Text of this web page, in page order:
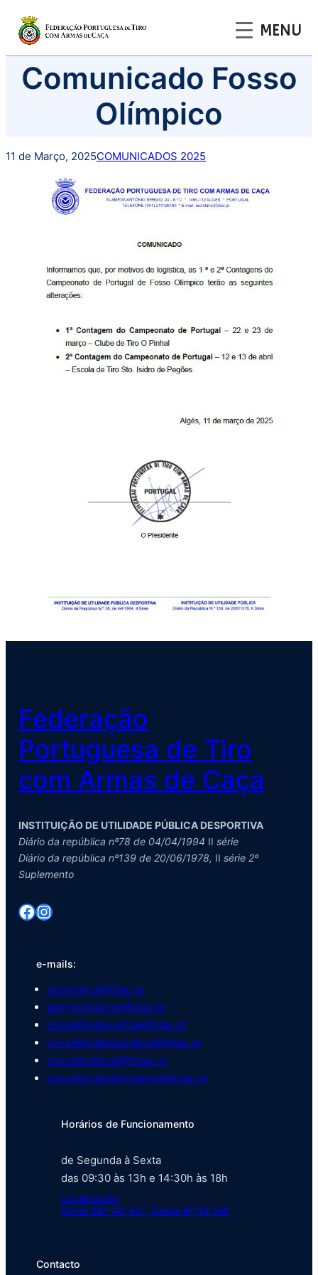
MENU
Saltar
paraComunicado Fosso
Olímpico
11 de Março, 2025COMUNICADOS 2025
Federação
Portuguesa de Tiro
com Armas de Caça
INSTITUIÇÃO DE UTILIDADE PÚBLICA DESPORTIVA
Diário da república nº78 de 04/04/1994 II série
Diário da república nº139 de 20/06/1978, II série 2º
Suplemento
Facebook Instagram
e-mails:
secretaria@fptac.pt
administrativo@fptac.pt
conselhodejustica@fptac.pt
conselhodedisciplina@fptac.pt
conselhofiscal@fptac.pt
conselhodearbitragem@fptac.pt
Horários de Funcionamento
de Segunda à Sexta
das 09:30 às 13h e 14:30h às 18h
Localização
Norte 38º 42′ 53” Oeste 9º 13′ 59”
Contacto